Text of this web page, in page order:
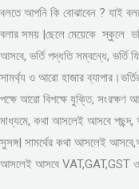
বলতে আপনি কি বোঝাবেন ? যাই
বলার সময় |ছেলে মেয়েকে স্কুলে
আসবে, ভর্তি পদ্ধতি সম্বন্ধে, ভর্তি
সামর্থ্য ও আরো হাজার
পক্ষে আরো বিপক্ষে যুক্তি, সংরক্ষণ
মাধ্যমে, কথা আসলেই আসবে পছন্দ,
সুসঙ্গ| সামর্থের কথা আসলেই
আসলেই আসবে VAT,GAT,GST